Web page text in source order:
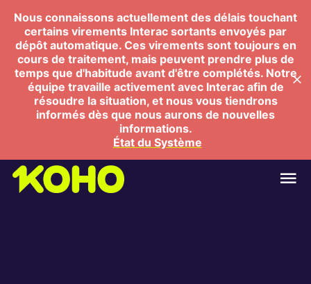
Nous connaissons actuellement des délais touchant
certains virements Interac sortants envoyés par
dépôt automatique. Ces virements sont toujours en
cours de traitement, mais peuvent prendre plus de
temps que d'habitude avant d'être complétés. Notre
équipe travaille activement avec Interac afin de
résoudre la situation, et nous vous tiendrons
informés dès que nous aurons de nouvelles
informations.
État du Système